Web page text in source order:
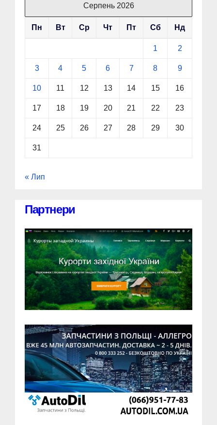
Серпень 2026
Пн Вт Ср Чт Пт Сб Нд
1 2
3 4 5 6 7 8 9
10 11 12 13 14 15 16
17 18 19 20 21 22 23
24 25 26 27 28 29 30
31
« Лип
Партнери